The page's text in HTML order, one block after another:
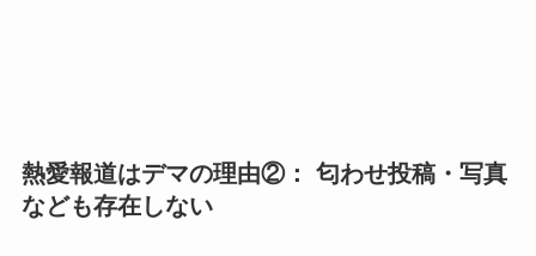
熱愛報道はデマの理由②： 匂わせ投稿・写真
なども存在しない